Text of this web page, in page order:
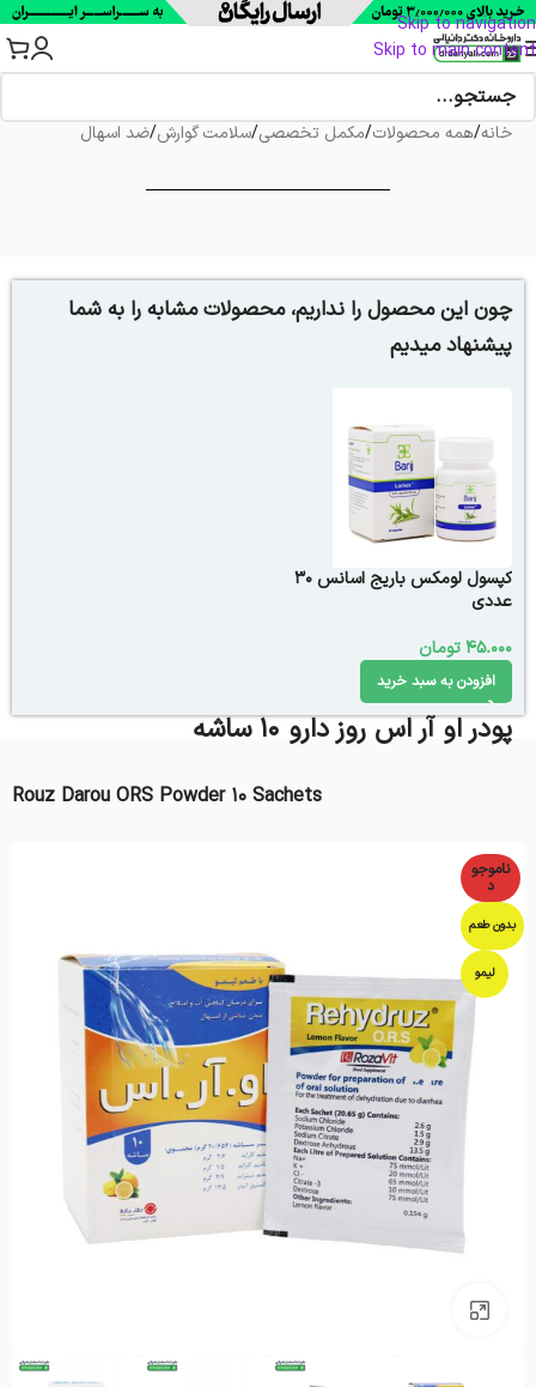
Skip to navigation
Skip to main content
خانه/همه محصولات/مکمل تخصصی/سلامت گوارش/ضد اسهال
چون این محصول را نداریم، محصولات مشابه را به شما
پیشنهاد میدیم
کپسول لومکس باریج اسانس 30
عددی
45.000تومان
افزودن به سبد خرید
پودر او آر اس روز دارو ۱۰ ساشه
Rouz Darou ORS Powder ۱۰ Sachets
ناموجو
د
بدون طعم
لیمو